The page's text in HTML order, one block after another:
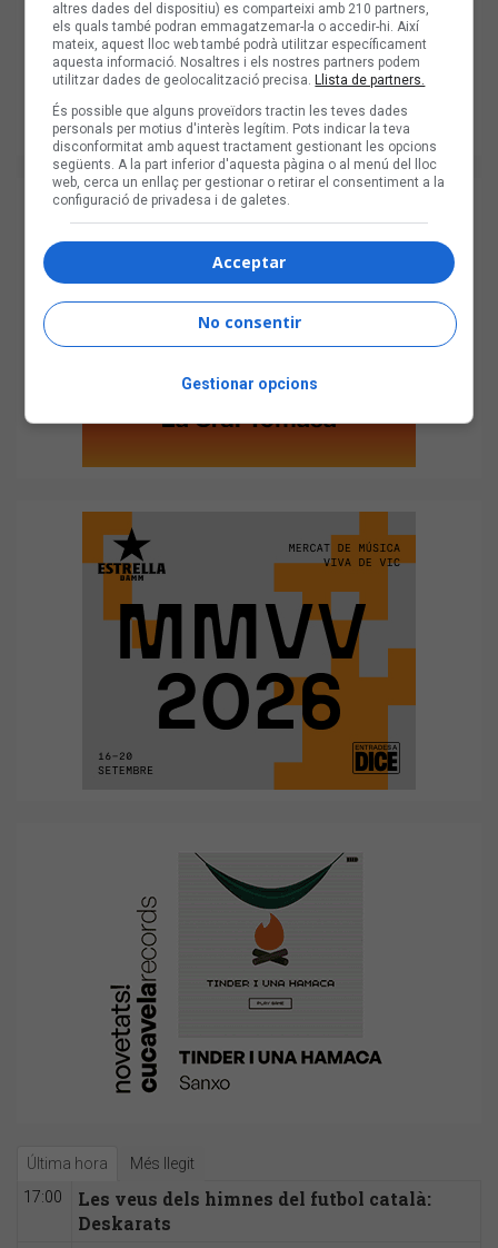
Última hora Més llegit
17:00
Les veus dels himnes del futbol català:
Deskarats
altres dades del dispositiu) es comparteixi amb 210 partners,
els quals també podran emmagatzemar-la o accedir-hi. Així
mateix, aquest lloc web també podrà utilitzar específicament
aquesta informació. Nosaltres i els nostres partners podem
utilitzar dades de geolocalització precisa. Llista de partners.
És possible que alguns proveïdors tractin les teves dades
personals per motius d'interès legítim. Pots indicar la teva
disconformitat amb aquest tractament gestionant les opcions
següents. A la part inferior d'aquesta pàgina o al menú del lloc
web, cerca un enllaç per gestionar o retirar el consentiment a la
configuració de privadesa i de galetes.
Acceptar
No consentir
Gestionar opcions